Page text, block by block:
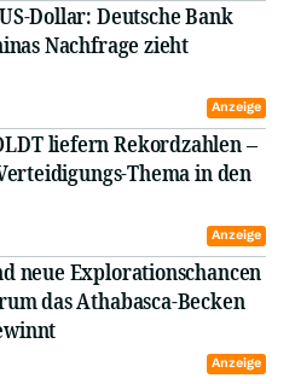
Dollar: Deutsche Bank
Nachfrage zieht
Anzeige
liefern Rekordzahlen –
Thema in den
Anzeige
neue Explorationschancen
das Athabasca-Becken
Anzeige